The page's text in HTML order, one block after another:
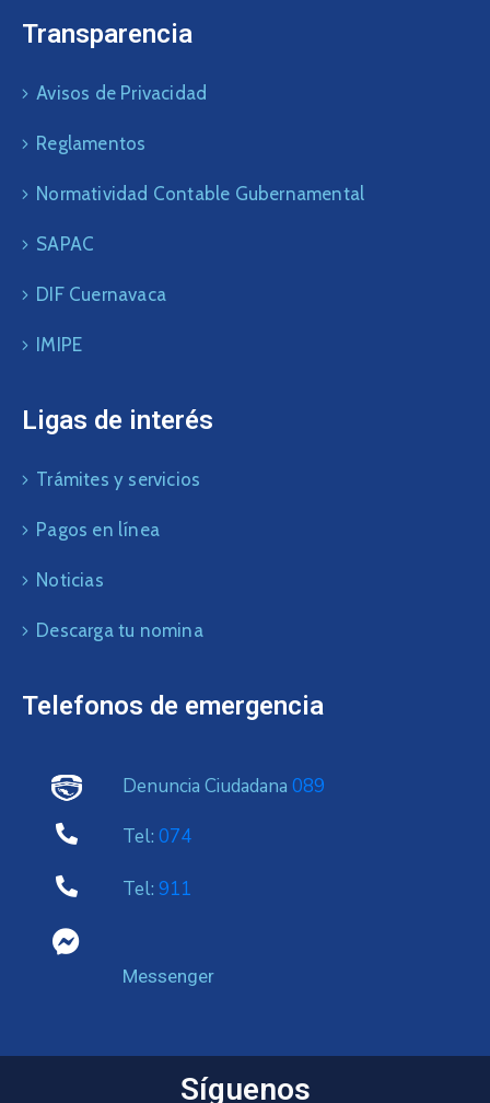
Transparencia
Avisos de Privacidad
Reglamentos
Normatividad Contable Gubernamental
SAPAC
DIF Cuernavaca
IMIPE
Ligas de interés
Trámites y servicios
Pagos en línea
Noticias
Descarga tu nomina
Telefonos de emergencia
Denuncia Ciudadana 089
Tel: 074
Tel: 911
Messenger
Síguenos